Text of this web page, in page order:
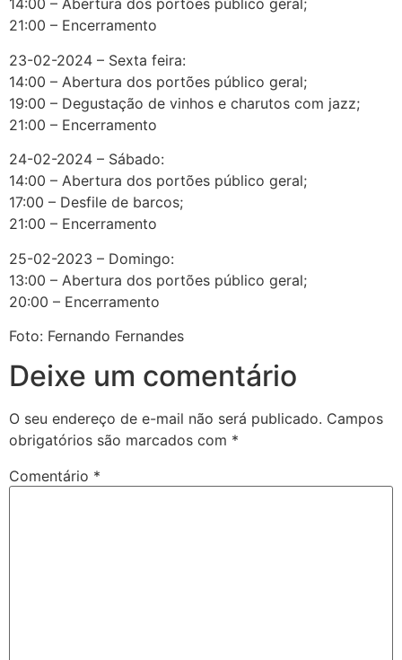
14:00 – Abertura dos portões público geral;
21:00 – Encerramento
23-02-2024 – Sexta feira:
14:00 – Abertura dos portões público geral;
19:00 – Degustação de vinhos e charutos com jazz;
21:00 – Encerramento
24-02-2024 – Sábado:
14:00 – Abertura dos portões público geral;
17:00 – Desfile de barcos;
21:00 – Encerramento
25-02-2023 – Domingo:
13:00 – Abertura dos portões público geral;
20:00 – Encerramento
Foto: Fernando Fernandes
Deixe um comentário
O seu endereço de e-mail não será publicado. Campos
obrigatórios são marcados com *
Comentário *